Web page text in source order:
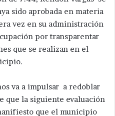
sido aprobada en materia
vez en su administración
por transparentar
que se realizan en el
va a impulsar a redoblar
que la siguiente evaluación
que el municipio